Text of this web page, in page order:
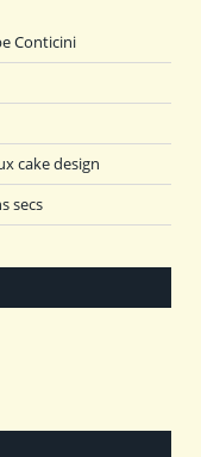
Conticini
cake design
secs